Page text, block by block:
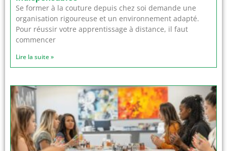
Se former à la couture depuis chez soi demande une
organisation rigoureuse et un environnement adapté.
Pour réussir votre apprentissage à distance, il faut
commencer
Lire la suite »